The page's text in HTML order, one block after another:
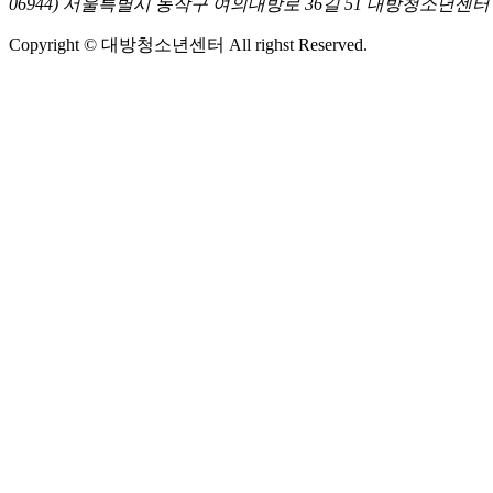
Copyright © 대방청소년센터 All righst Reserved.